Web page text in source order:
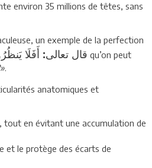
environ 35 millions de têtes, sans
un exemple de la perfection
قال تعالى: أَفَلَا qu’on peut
.
anatomiques et
tout en évitant une accumulation de
et le protège des écarts de